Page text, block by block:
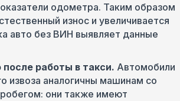
одометра. Таким образом
износ и увеличивается
авто без ВИН выявляет данные
после работы в такси. Автомобили
извоза аналогичны машинам со
они также имеют